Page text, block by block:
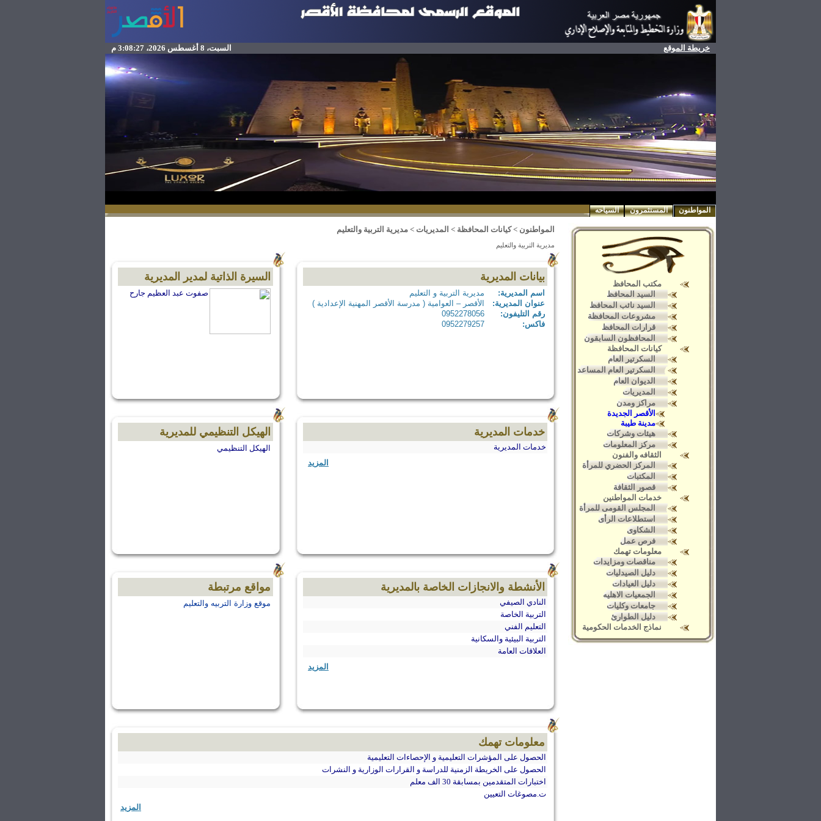
خريطة الموقع السبت، 8 أغسطس 2026، 3:08:27 م
المواطنون المستثمرون السياحه
مكتب المحافظ
السيد المحافظ
السيد نائب المحافظ
مشروعات المحافظة
قرارات المحافظ
المحافظون السابقون
كيانات المحافظة
السكرتير العام
السكرتير العام المساعد
الديوان العام
المديريات
مراكز ومدن
الأقصر الجديدة
مدينة طيبة
هيئات وشركات
مركز المعلومات
الثقافه والفنون
المركز الحضري للمرأة
المكتبات
قصور الثقافة
خدمات المواطنين
المجلس القومى للمرأة
استطلاعات الرأى
الشكاوى
فرص عمل
معلومات تهمك
مناقصات ومزايدات
دليل الصيدليات
دليل العيادات
الجمعيات الاهليه
جامعات وكليات
دليل الطوارئ
نماذج الخدمات الحكومية
المواطنون >كيانات المحافظة > المديريات > مديرية التربية والتعليم
مديرية التربية والتعليم
بيانات المديرية
اسم المديرية:
مديرية التربية و التعليم
عنوان المديرية:
الأقصر – العوامية ( مدرسة الأقصر المهنية الإعدادية )
رقم التليفون:
0952278056
فاكس:
0952279257
السيرة الذاتية لمدير المديرية
صفوت عبد العظيم جارح
خدمات المديرية
خدمات المديرية
المزيد
الهيكل التنظيمي للمديرية
الهيكل التنظيمي
الأنشطة والانجازات الخاصة بالمديرية
النادي الصيفي
التربية الخاصة
التعليم الفني
التربية البيئية والسكانية
العلاقات العامة
المزيد
مواقع مرتبطة
موقع وزارة التربيه والتعليم
معلومات تهمك
الحصول على المؤشرات التعليمية و الإحصاءات التعليمية
الحصول على الخريطة الزمنية للدراسة و القرارات الوزارية و النشرات
اختبارات المتقدمين بمسابقة 30 الف معلم
ت.مصوغات التعيين
المزيد